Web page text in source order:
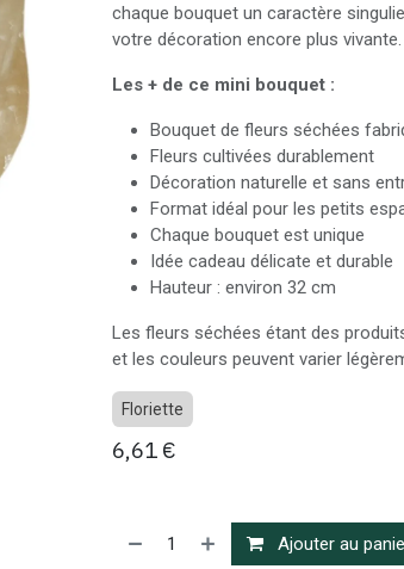
chaque bouquet un caractère
votre décoration encore plus vivante.
Les + de ce mini bouquet :
Bouquet de fleurs séchées
Fleurs cultivées durablement
Décoration naturelle et sans
Format idéal pour les petits
Chaque bouquet est unique
Idée cadeau délicate et durable
Hauteur : environ 32 cm
Les fleurs séchées étant des
et les couleurs peuvent varier
Floriette
6,61 €
Ajouter au